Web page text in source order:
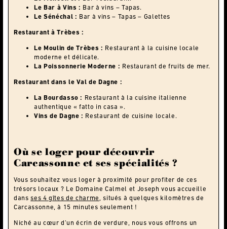
Le Bar à Vins : Bar à vins – Tapas.
Le Sénéchal : Bar à vins – Tapas – Galettes
Restaurant à Trèbes :
Le Moulin de Trèbes : Restaurant à la cuisine locale
moderne et délicate.
La Poissonnerie Moderne : Restaurant de fruits de mer.
Restaurant dans le Val de Dagne :
La Bourdasso : Restaurant à la cuisine italienne
authentique « fatto in casa ».
Vins de Dagne : Restaurant de cuisine locale.
Où se loger pour découvrir
Carcassonne et ses spécialités ?
Vous souhaitez vous loger à proximité pour profiter de ces
trésors locaux ? Le Domaine Calmel et Joseph vous accueille
dansses 4 gîtes de charme , situés à quelques kilomètres de
Carcassonne, à 15 minutes seulement !
Niché au cœur d’un écrin de verdure, nous vous offrons un